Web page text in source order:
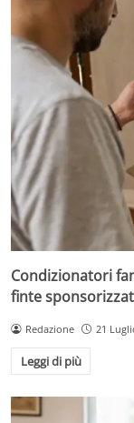
Condizionatori
finte
Redazione 21
Leggi di più